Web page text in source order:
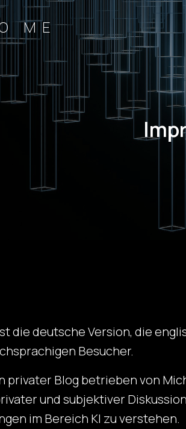
ME
die deutsche Version, die
Besucher.
privater Blog betrieben von
und subjektiver
im Bereich KI zu verstehen.